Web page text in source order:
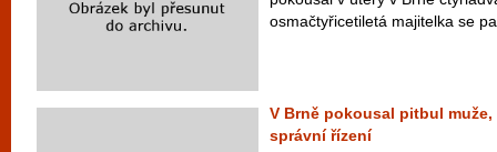
osmačtyřicetiletá majitelka se
V Brně pokousal pitbul
správní řízení